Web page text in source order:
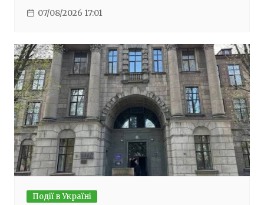
07/08/2026 17:01
Події в Україні